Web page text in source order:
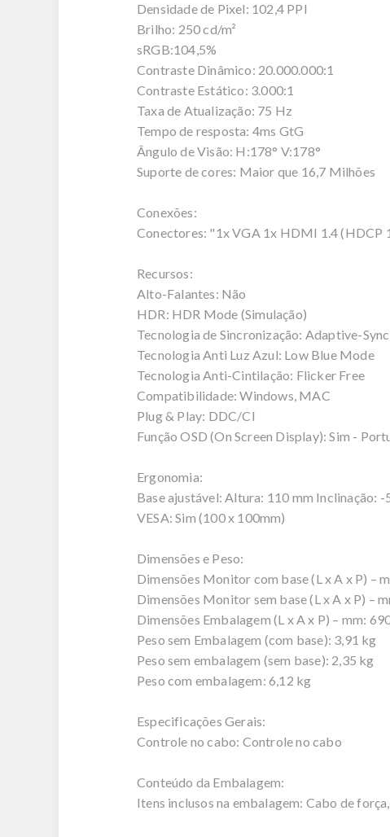
Densidade de Pixel: 102,4 PPI
Brilho: 250 cd/m²
sRGB:104,5%
Contraste Dinâmico: 20.000.000:1
Contraste Estático: 3.000:1
Taxa de Atualização: 75 Hz
Tempo de resposta: 4ms GtG
Ângulo de Visão: H:178° V:178°
Suporte de cores: Maior que 16,7 Milhões
Conexões:
Conectores: "1x VGA 1x HDMI 1.4 (HDCP
Recursos:
Alto-Falantes: Não
HDR: HDR Mode (Simulação)
Tecnologia de Sincronização: Adaptive-Sync
Tecnologia Anti Luz Azul: Low Blue Mode
Tecnologia Anti-Cintilação: Flicker Free
Compatibilidade: Windows, MAC
Plug & Play: DDC/CI
Função OSD (On Screen Display): Sim -
Ergonomia:
Base ajustável: Altura: 110 mm Inclinação: -
VESA: Sim (100 x 100mm)
Dimensões e Peso:
Dimensões Monitor com base (L x A x P) –
Dimensões Monitor sem base (L x A x P) –
Dimensões Embalagem (L x A x P) – mm:
Peso sem Embalagem (com base): 3,91 kg
Peso sem embalagem (sem base): 2,35 kg
Peso com embalagem: 6,12 kg
Especificações Gerais:
Controle no cabo: Controle no cabo
Conteúdo da Embalagem:
Itens inclusos na embalagem: Cabo de